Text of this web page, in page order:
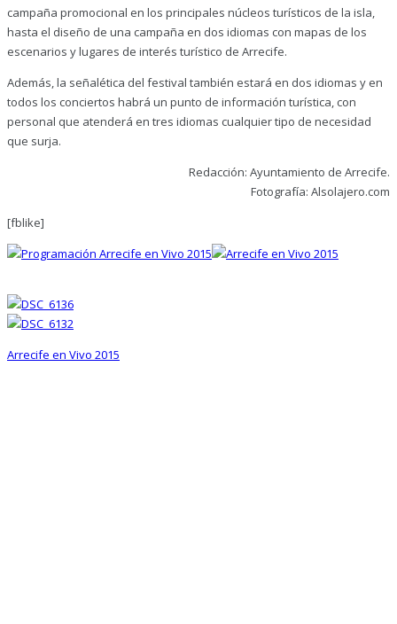
campaña promocional en los principales núcleos turísticos de la isla,
hasta el diseño de una campaña en dos idiomas con mapas de los
escenarios y lugares de interés turístico de Arrecife.
Además, la señalética del festival también estará en dos idiomas y en
todos los conciertos habrá un punto de información turística, con
personal que atenderá en tres idiomas cualquier tipo de necesidad
que surja.
Redacción: Ayuntamiento de Arrecife.
Fotografía: Alsolajero.com
[fblike]
Arrecife en Vivo 2015